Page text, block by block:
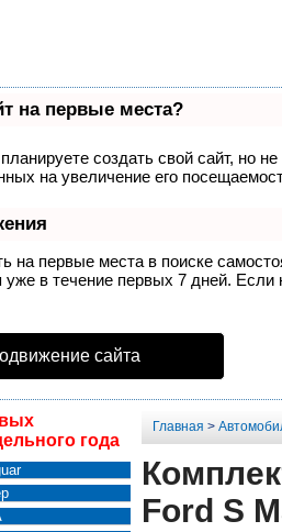
на первые места?
создать свой сайт, но
на увеличение его
на первые места в поиске
уже в течение первых 7 дней.
сайта
года
Главная >
Ford S